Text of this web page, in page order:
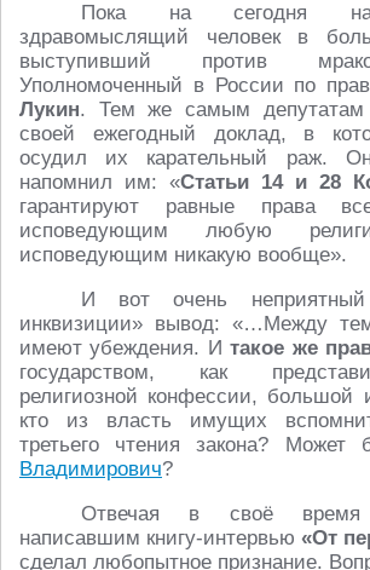
Пока на сегодня
здравомыслящий человек в
выступивший против
Уполномоченный в России по
Лукин. Тем же самым депутатам
своей ежегодный доклад, в
осудил их карательный раж.
напомнил им: «Статьи 14 и 28
гарантируют равные права
исповедующим любую
исповедующим никакую вообще».
И вот очень
инквизиции» вывод: «…Между
имеют убеждения. Итакое же
государством, как
религиозной конфессии,
кто из власть имущих
третьего чтения закона? Может
Владимирович?
Отвечая в своё время
написавшим книгу-интервью «От
сделал любопытное признание.